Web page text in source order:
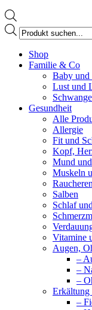
Products
search
page
opens
Shop
Familie & Co
Baby
Lust und
Gesundheit
Alle
Allergie
Fit und
Kopf,
Mund
Muskeln
Salben
Schlaf
Vitamine
Augen,
–
–
–
Erkältung
–